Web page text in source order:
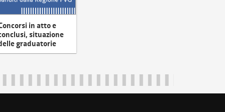
in atto e
situazione
graduatorie